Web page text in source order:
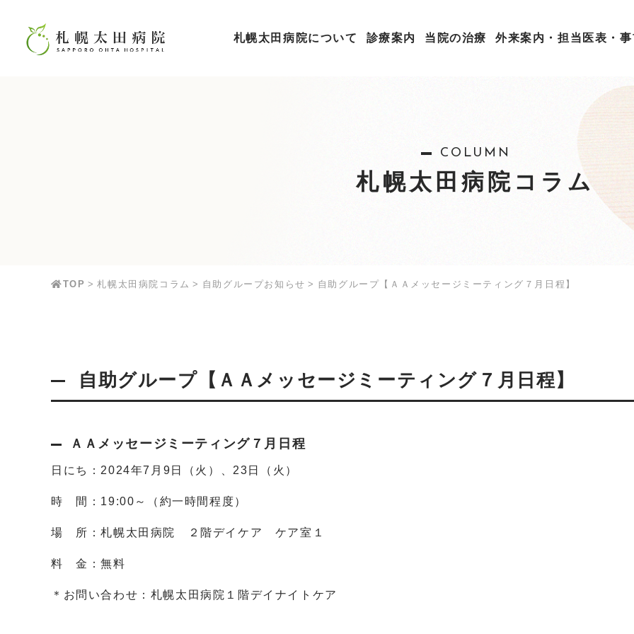
札幌太田病院について 診療案内 当院の治療 外来案内・担当医表・
COLUMN
札幌太田病院コラム
TOP 札幌太田病院コラム 自助グループお知らせ 自助グループ【ＡＡメッセージミーティング７月日程】
自助グループ【ＡＡメッセージミーティング７月日程】
ＡＡメッセージミーティング７月日程
日にち：2024年7月9日（火）、23日（火）
時 間：19:00～（約一時間程度）
場 所：札幌太田病院 ２階デイケア ケア室１
料 金：無料
＊お問い合わせ：札幌太田病院１階デイナイトケア